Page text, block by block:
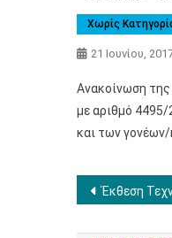
Χωρίς
21 Ιουνίου,
Ανακοίνωση της
με αριθμό
και των
άρθρων
Έκθεση Τεχνολογίας